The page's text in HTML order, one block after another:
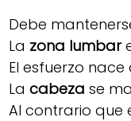
Debe
La zona lumbar
El esfuerzo
La cabeza se
Al contrario que